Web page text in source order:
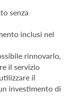
senza
inclusi nel
rinnovarlo,
il servizio
il
investimento di